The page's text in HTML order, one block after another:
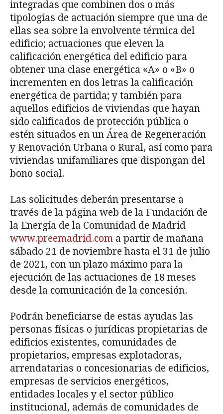
integradas que combinen dos o más
tipologías de actuación siempre que una de
ellas sea sobre la envolvente térmica del
edificio; actuaciones que eleven la
calificación energética del edificio para
obtener una clase energética «A» o «B» o
incrementen en dos letras la calificación
energética de partida; y también para
aquellos edificios de viviendas que hayan
sido calificados de protección pública o
estén situados en un Área de Regeneración
y Renovación Urbana o Rural, así como para
viviendas unifamiliares que dispongan del
bono social.
Las solicitudes deberán presentarse a
través de la página web de la Fundación de
la Energía de la Comunidad de Madrid
www.preemadrid.com a partir de mañana
sábado 21 de noviembre hasta el 31 de julio
de 2021, con un plazo máximo para la
ejecución de las actuaciones de 18 meses
desde la comunicación de la concesión.
Podrán beneficiarse de estas ayudas las
personas físicas o jurídicas propietarias de
edificios existentes, comunidades de
propietarios, empresas explotadoras,
arrendatarias o concesionarias de edificios,
empresas de servicios energéticos,
entidades locales y el sector público
institucional, además de comunidades de